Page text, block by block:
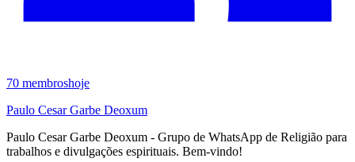
70 membroshoje
Paulo Cesar Garbe Deoxum
Paulo Cesar Garbe Deoxum - Grupo de WhatsApp de Religião para
trabalhos e divulgações espirituais. Bem-vindo!